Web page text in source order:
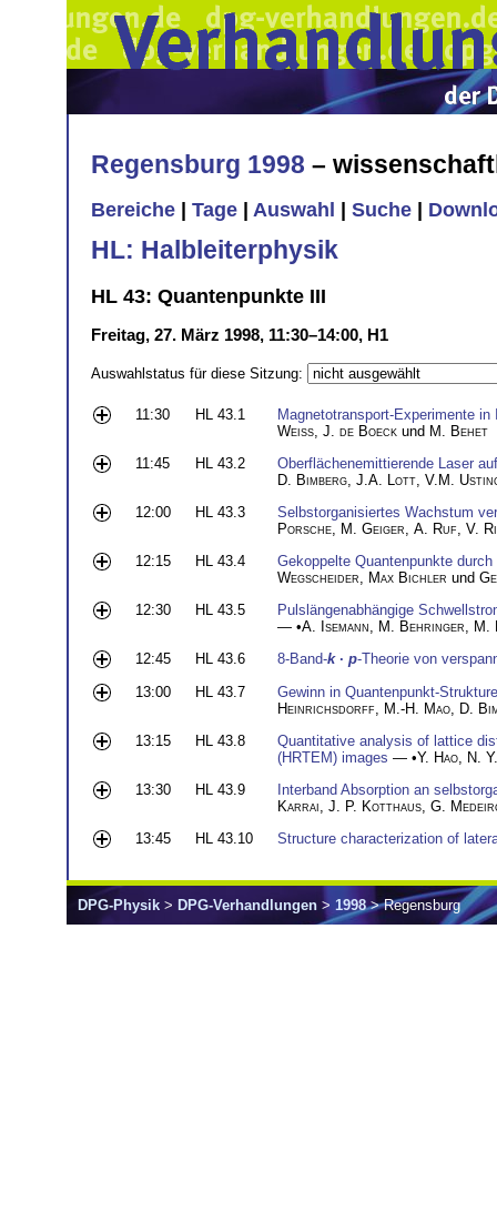
Regensburg 1998 –
Bereiche Tage Auswahl Suche
HL: Halbleiterphysik
HL 43: Quantenpunkte III
Freitag, 27. März 1998, 11:30–14:00, H1
Auswahlstatus für diese Sitzung:
11:30 HL 43.1
Magnetotransport-Experimente
Weiss J. de Boeck und M. Behet
11:45
HL 43.2
Oberflächenemittierende Laser
D. Bimberg J.A. Lott V.M.
12:00
HL 43.3
Selbstorganisiertes Wachstum
Porsche M. Geiger A. Ruf V.
12:15
HL 43.4
Gekoppelte Quantenpunkte
Wegscheider
Max Bichler und
12:30
HL 43.5
Pulslängenabhängige
— •A. Isemann M. Behringer
M.
12:45
HL 43.6 8-Band-k· p-Theorie von
13:00
HL 43.7
Gewinn in Quantenpunkt-
Heinrichsdorff M.-H. Mao D.
13:15
HL 43.8
Quantitative analysis of lattice
(HRTEM) images — •Y. Hao N.
13:30
HL 43.9
Interband Absorption an
Karrai J. P. Kotthaus G.
13:45
HL 43.10 Structure characterization of
DPG-Physik > DPG-Verhandlungen > 1998> Regensburg